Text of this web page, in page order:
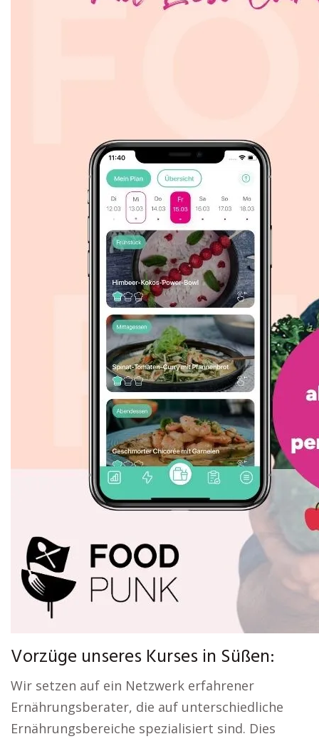
Vorzüge unseres Kurses in Süßen:
Wir setzen auf ein Netzwerk erfahrener
Ernährungsberater, die auf unterschiedliche
Ernährungsbereiche spezialisiert sind. Dies